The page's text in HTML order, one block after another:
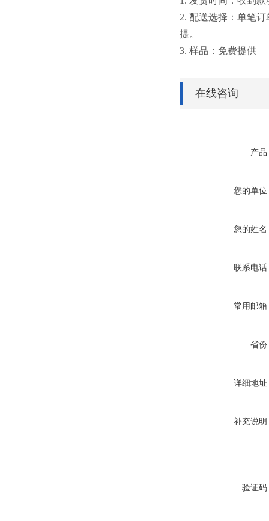
2. 配送选择：单笔
提。
3. 样品：免费提供
在线咨询
产品
您的单位
您的姓名
联系电话
常用邮箱
省份
详细地址
补充说明
验证码